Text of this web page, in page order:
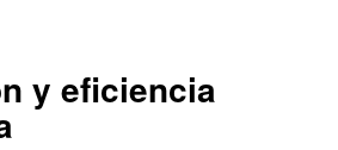
y eficiencia